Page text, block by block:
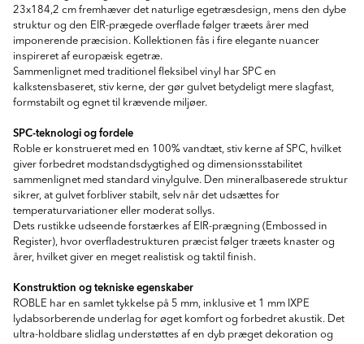
23x184,2 cm fremhæver det naturlige egetræsdesign, mens den dybe
struktur og den EIR-prægede overflade følger træets årer med
imponerende præcision. Kollektionen fås i fire elegante nuancer
inspireret af europæisk egetræ.
Sammenlignet med traditionel fleksibel vinyl har SPC en
kalkstensbaseret, stiv kerne, der gør gulvet betydeligt mere slagfast,
formstabilt og egnet til krævende miljøer.
SPC-teknologi og fordele
Roble er konstrueret med en 100% vandtæt, stiv kerne af SPC, hvilket
giver forbedret modstandsdygtighed og dimensionsstabilitet
sammenlignet med standard vinylgulve. Den mineralbaserede struktur
sikrer, at gulvet forbliver stabilt, selv når det udsættes for
temperaturvariationer eller moderat sollys.
Dets rustikke udseende forstærkes af EIR-prægning (Embossed in
Register), hvor overfladestrukturen præcist følger træets knaster og
årer, hvilket giver en meget realistisk og taktil finish.
Konstruktion og tekniske egenskaber
ROBLE har en samlet tykkelse på 5 mm, inklusive et 1 mm IXPE
lydabsorberende underlag for øget komfort og forbedret akustik. Det
ultra-holdbare slidlag understøttes af en dyb præget dekoration og